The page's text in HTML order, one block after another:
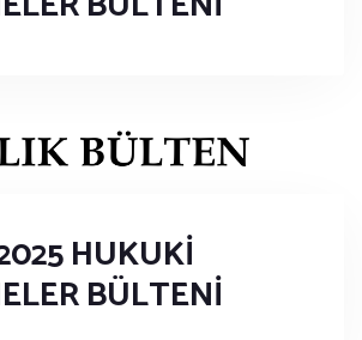
HUKUKİ
BÜLTENİ